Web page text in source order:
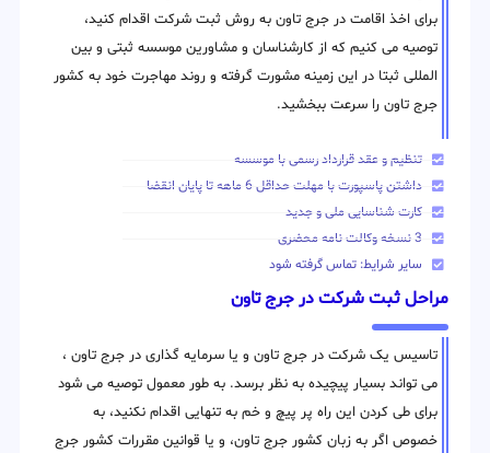
برای اخذ اقامت در جرج تاون به روش ثبت شرکت اقدام کنید،
توصیه می کنیم که از کارشناسان و مشاورین موسسه ثبتی و بین
المللی ثبتا در این زمینه مشورت گرفته و روند مهاجرت خود به کشور
جرج تاون را سرعت ببخشید.
تنظیم و عقد قرارداد رسمی با موسسه
داشتن پاسپورت با مهلت حداقل 6 ماهه تا پایان انقضا
کارت شناسایی ملی و جدید
3 نسخه وکالت نامه محضری
سایر شرایط: تماس گرفته شود
مراحل ثبت شرکت در جرج تاون
تاسیس یک شرکت در جرج تاون و یا سرمایه گذاری در جرج تاون ،
می تواند بسیار پیچیده به نظر برسد. به طور معمول توصیه می شود
برای طی کردن این راه پر پیچ و خم به تنهایی اقدام نکنید، به
خصوص اگر به زبان کشور جرج تاون، و یا قوانین مقررات کشور جرج